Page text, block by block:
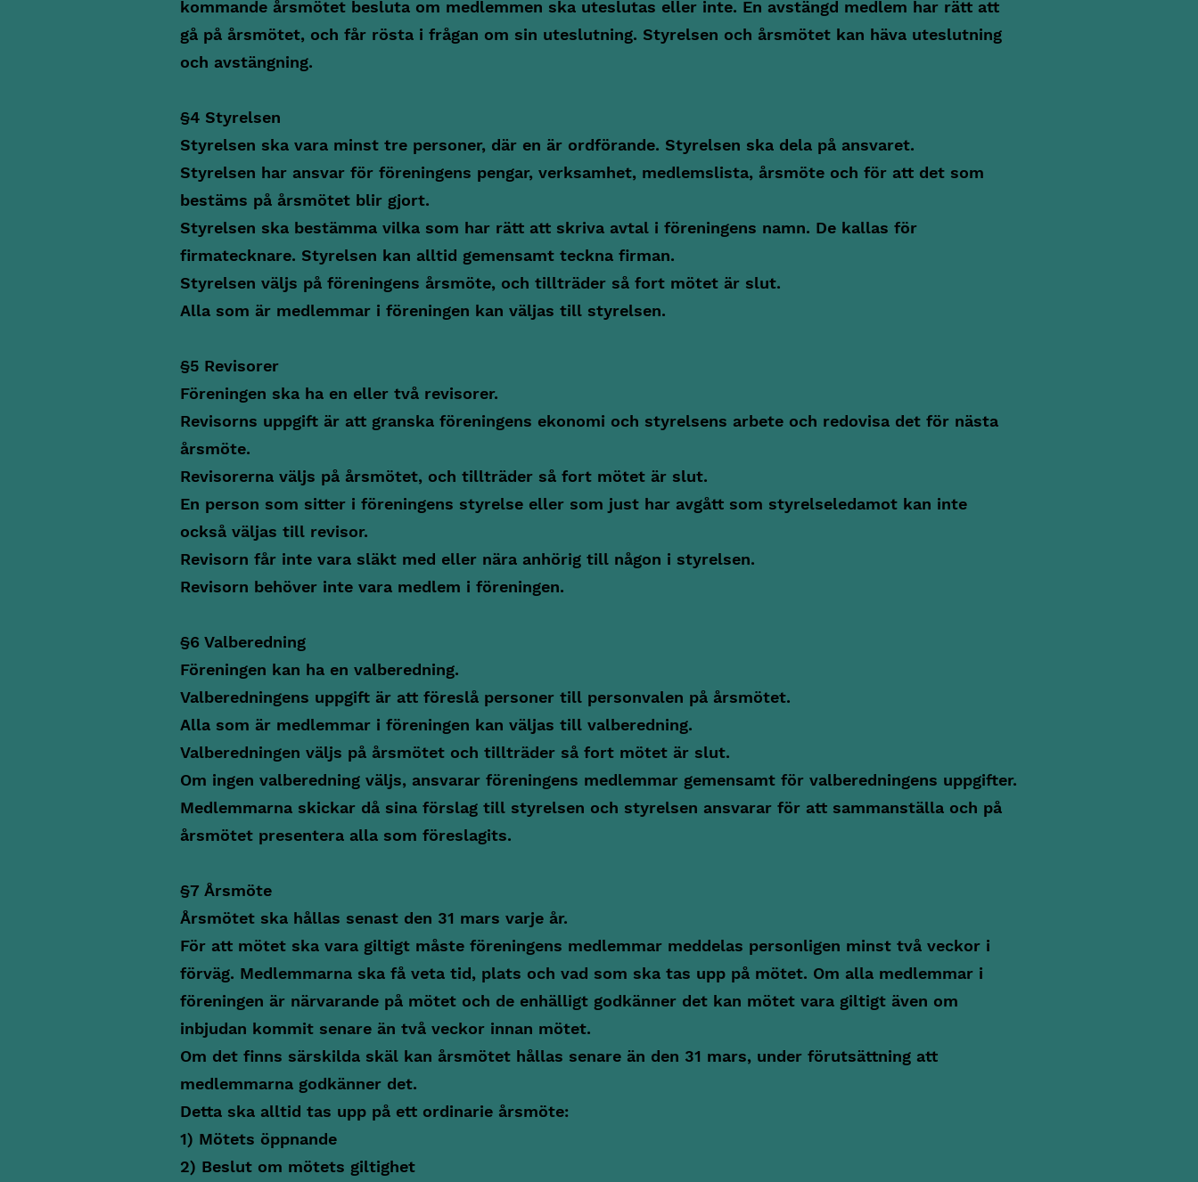
kommande årsmötet besluta om medlemmen ska uteslutas eller inte. En avstängd medlem har rätt att
gå på årsmötet, och får rösta i frågan om sin uteslutning. Styrelsen och årsmötet kan häva uteslutning
och avstängning.
§4 Styrelsen
Styrelsen ska vara minst tre personer, där en är ordförande. Styrelsen ska dela på ansvaret.
Styrelsen har ansvar för föreningens pengar, verksamhet, medlemslista, årsmöte och för att det som
bestäms på årsmötet blir gjort.
Styrelsen ska bestämma vilka som har rätt att skriva avtal i föreningens namn. De kallas för
firmatecknare. Styrelsen kan alltid gemensamt teckna firman.
Styrelsen väljs på föreningens årsmöte, och tillträder så fort mötet är slut.
Alla som är medlemmar i föreningen kan väljas till styrelsen.
§5 Revisorer
Föreningen ska ha en eller två revisorer.
Revisorns uppgift är att granska föreningens ekonomi och styrelsens arbete och redovisa det för nästa
årsmöte.
Revisorerna väljs på årsmötet, och tillträder så fort mötet är slut.
En person som sitter i föreningens styrelse eller som just har avgått som styrelseledamot kan inte
också väljas till revisor.
Revisorn får inte vara släkt med eller nära anhörig till någon i styrelsen.
Revisorn behöver inte vara medlem i föreningen.
§6 Valberedning
Föreningen kan ha en valberedning.
Valberedningens uppgift är att föreslå personer till personvalen på årsmötet.
Alla som är medlemmar i föreningen kan väljas till valberedning.
Valberedningen väljs på årsmötet och tillträder så fort mötet är slut.
Om ingen valberedning väljs, ansvarar föreningens medlemmar gemensamt för valberedningens uppgifter.
Medlemmarna skickar då sina förslag till styrelsen och styrelsen ansvarar för att sammanställa och på
årsmötet presentera alla som föreslagits.
§7 Årsmöte
Årsmötet ska hållas senast den 31 mars varje år.
För att mötet ska vara giltigt måste föreningens medlemmar meddelas personligen minst två veckor i
förväg. Medlemmarna ska få veta tid, plats och vad som ska tas upp på mötet. Om alla medlemmar i
föreningen är närvarande på mötet och de enhälligt godkänner det kan mötet vara giltigt även om
inbjudan kommit senare än två veckor innan mötet.
Om det finns särskilda skäl kan årsmötet hållas senare än den 31 mars, under förutsättning att
medlemmarna godkänner det.
Detta ska alltid tas upp på ett ordinarie årsmöte:
1) Mötets öppnande
2) Beslut om mötets giltighet